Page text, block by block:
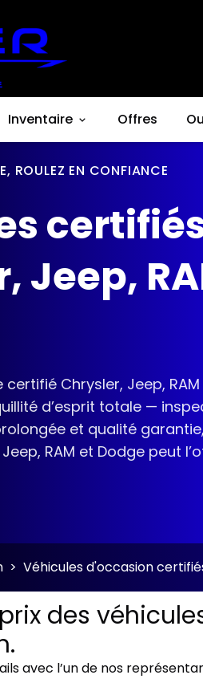
Inventaire Offres
ROULEZ EN CONFIANCE
Jeep,
Chrysler, Jeep,
d’esprit totale —
et qualité garantie,
RAM et Dodge peut
> Véhicules d'occasion
des
avec l’un de nos